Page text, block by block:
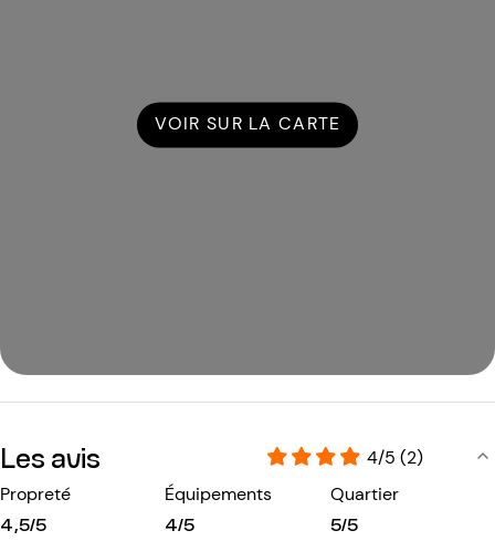
VOIR SUR LA CARTE
Les avis
4/5 (2)
Propreté
4,5/5
Équipements
4/5
Quartier
5/5